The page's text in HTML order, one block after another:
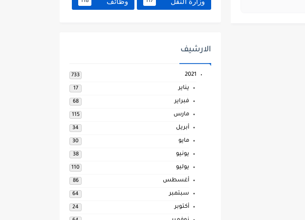
الارشيف
2021
733
يناير 17
فبراير 68
مارس 115
أبريل 34
مايو 30
يونيو 38
يوليو 110
أغسطس 86
سبتمبر 64
أكتوبر 24